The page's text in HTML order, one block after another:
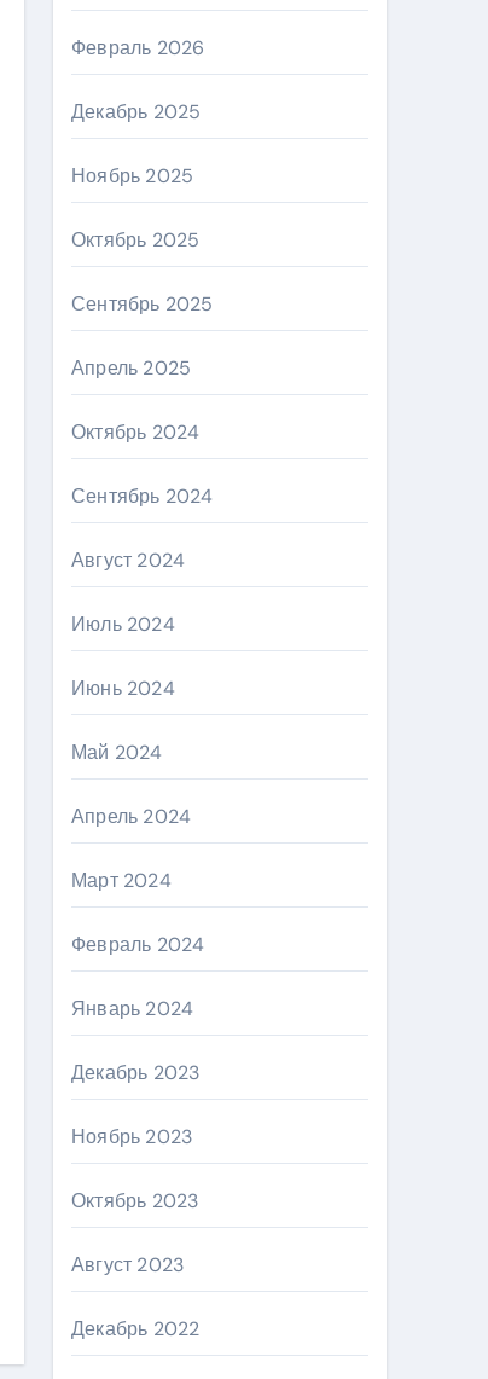
Февраль 2026
Декабрь 2025
Ноябрь 2025
Октябрь 2025
Сентябрь 2025
Апрель 2025
Октябрь 2024
Сентябрь 2024
Август 2024
Июль 2024
Июнь 2024
Май 2024
Апрель 2024
Март 2024
Февраль 2024
Январь 2024
Декабрь 2023
Ноябрь 2023
Октябрь 2023
Август 2023
Декабрь 2022